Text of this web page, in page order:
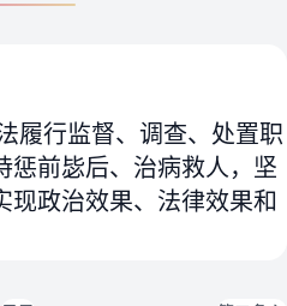
履行监督、调查、处置职
惩前毖后、治病救人，坚
政治效果、法律效果和